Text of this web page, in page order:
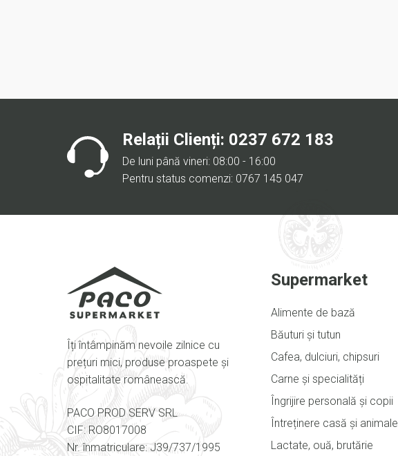
Relații Clienți: 0237 672 183
De luni până vineri: 08:00 - 16:00
Pentru status comenzi: 0767 145 047
Îți întâmpinăm nevoile zilnice cu
prețuri mici, produse proaspete și
ospitalitate românească.
PACO PROD SERV SRL
CIF: RO8017008
Nr. înmatriculare: J39/737/1995
Supermarket
Alimente de bază
Băuturi și tutun
Cafea, dulciuri, chipsuri
Carne și specialități
Îngrijire personală și copii
Întreținere casă și animale
Lactate, ouă, brutărie